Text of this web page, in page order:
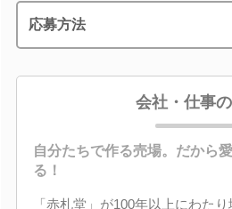
応募方法
会社・仕事
自分たちで作る売場。だから
る！
「赤札堂」が100年以上にわた